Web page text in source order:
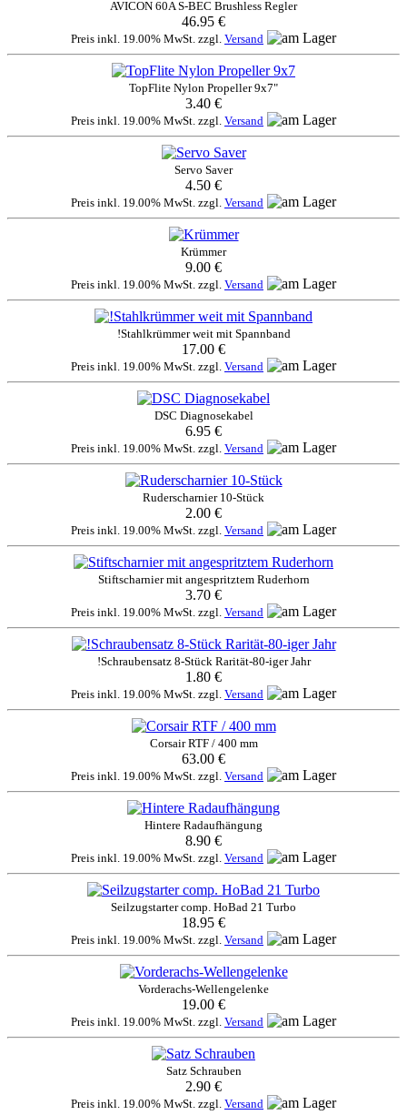
AVICON 60A S-BEC Brushless Regler
46.95 €
Preis inkl. 19.00% MwSt. zzgl. Versand
TopFlite Nylon Propeller 9x7"
3.40 €
Preis inkl. 19.00% MwSt. zzgl. Versand
Servo Saver
4.50 €
Preis inkl. 19.00% MwSt. zzgl. Versand
Krümmer
9.00 €
Preis inkl. 19.00% MwSt. zzgl. Versand
!Stahlkrümmer weit mit Spannband
17.00 €
Preis inkl. 19.00% MwSt. zzgl. Versand
DSC Diagnosekabel
6.95 €
Preis inkl. 19.00% MwSt. zzgl. Versand
Ruderscharnier 10-Stück
2.00 €
Preis inkl. 19.00% MwSt. zzgl. Versand
Stiftscharnier mit angespritztem Ruderhorn
3.70 €
Preis inkl. 19.00% MwSt. zzgl. Versand
!Schraubensatz 8-Stück Rarität-80-iger Jahr
1.80 €
Preis inkl. 19.00% MwSt. zzgl. Versand
Corsair RTF / 400 mm
63.00 €
Preis inkl. 19.00% MwSt. zzgl. Versand
Hintere Radaufhängung
8.90 €
Preis inkl. 19.00% MwSt. zzgl. Versand
Seilzugstarter comp. HoBad 21 Turbo
18.95 €
Preis inkl. 19.00% MwSt. zzgl. Versand
Vorderachs-Wellengelenke
19.00 €
Preis inkl. 19.00% MwSt. zzgl. Versand
Satz Schrauben
2.90 €
Preis inkl. 19.00% MwSt. zzgl. Versand